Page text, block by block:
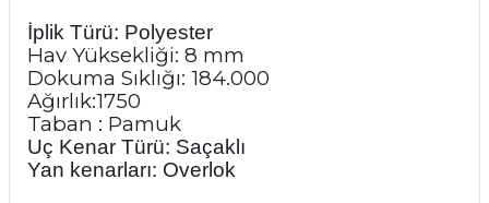
İplik Türü: Polyester
Hav Yüksekliği: 8 mm
Dokuma Sıklığı: 184.000
Ağırlık:1750
Taban : Pamuk
Uç Kenar Türü: Saçaklı
Yan kenarları: Overlok